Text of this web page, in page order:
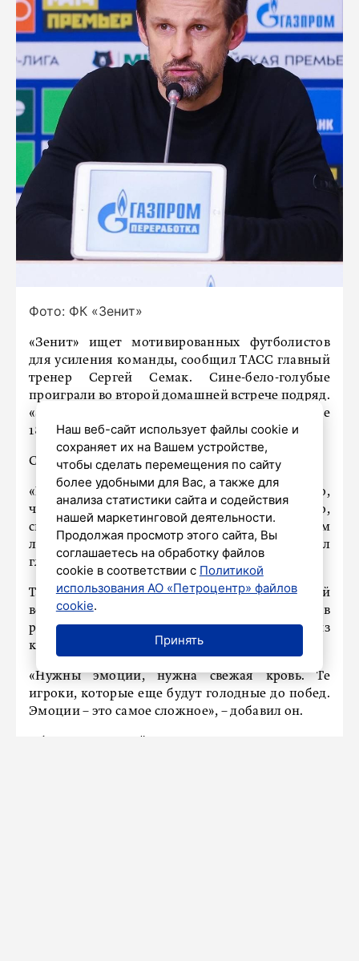
Фото: ФК «Зенит»
«Зенит» ищет мотивированных футболистов
для усиления команды, сообщил ТАСС главный
тренер Сергей Семак. Сине-бело-голубые
проиграли во второй домашней встрече подряд.
«Зенит» уступил «Акрону» со счетом 1:2 в матче
18-го тура Мир Российской Премьер-лиги.
Семак выразил сожаление о проигрыше.
«Мы старались, но этого было недостаточно,
чтобы победить. Надо забивать, неважно,
сколько моментов ты создаешь. Пропускаем
легко, а голы нам даются тяжело», – сказал
главный тренер «Зенита».
Также он добавил, что в команде трансферный
вопрос не стоит на месте. Новых игроков
рассматривают, но есть и те, кто хочет выйти из
команды.
«Нужны эмоции, нужна свежая кровь. Те
игроки, которые еще будут голодные до побед.
Эмоции – это самое сложное», – добавил он.
Наш веб-сайт использует файлы cookie и
сохраняет их на Вашем устройстве,
чтобы сделать перемещения по сайту
более удобными для Вас, а также для
анализа статистики сайта и содействия
нашей маркетинговой деятельности.
Продолжая просмотр этого сайта, Вы
соглашаетесь на обработку файлов
cookie в соответствии с Политикой
использования АО «Петроцентр» файлов
cookie.
Принять